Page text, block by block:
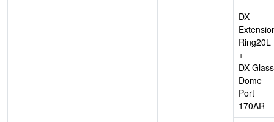
DX
Ring20L
+
DX Glass
Dome
Port
170AR